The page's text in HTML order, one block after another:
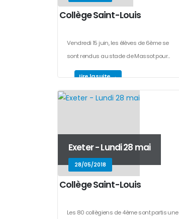
Collège Saint-Louis
Vendredi 15 juin, les élèves de 6ème se
sont rendus au stade de Massot pour...
Lire la suite →
Exeter - Lundi 28 mai
28/05/2018
Collège Saint-Louis
Les 80 collègiens de 4ème sont partis une